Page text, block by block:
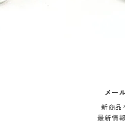
メー
新商品
最新情